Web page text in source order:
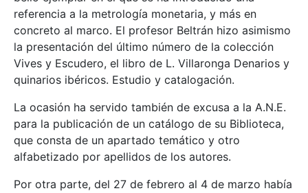
referencia a la metrología monetaria, y más en
concreto al marco. El profesor Beltrán hizo asimismo
la presentación del último número de la colección
Vives y Escudero, el libro de L. Villaronga Denarios y
quinarios ibéricos. Estudio y catalogación.
La ocasión ha servido también de excusa a la A.N.E.
para la publicación de un catálogo de su Biblioteca,
que consta de un apartado temático y otro
alfabetizado por apellidos de los autores.
Por otra parte, del 27 de febrero al 4 de marzo había